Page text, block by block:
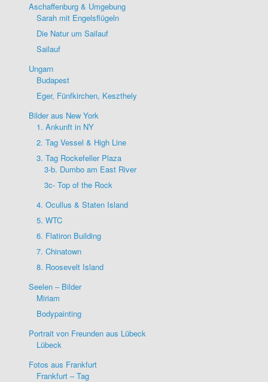
Aschaffenburg & Umgebung
Sarah mit Engelsflügeln
Die Natur um Sailauf
Sailauf
Ungarn
Budapest
Eger, Fünfkirchen, Keszthely
Bilder aus New York
1. Ankunft in NY
2. Tag Vessel & High Line
3. Tag Rockefeller Plaza
3-b. Dumbo am East River
3c- Top of the Rock
4. Ocullus & Staten Island
5. WTC
6. Flatiron Building
7. Chinatown
8. Roosevelt Island
Seelen – Bilder
Miriam
Bodypainting
Portrait von Freunden aus Lübeck
Lübeck
Fotos aus Frankfurt
Frankfurt – Tag